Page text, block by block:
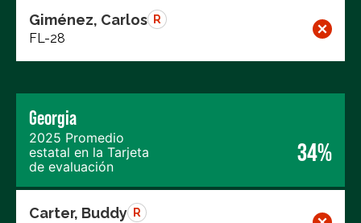
Giménez, Carlos R
FL-28
Georgia
2025 Promedio
estatal en la Tarjeta
de evaluación
34%
Carter, Buddy R